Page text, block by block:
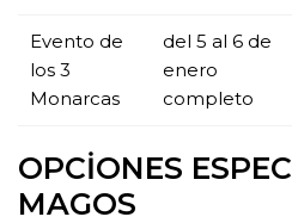
Evento de
los 3
Monarcas
del 5 al 6 de
enero
completo
OPCIONES
MAGOS